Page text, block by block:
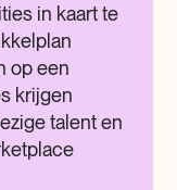
in kaart te
op een
krijgen
talent en